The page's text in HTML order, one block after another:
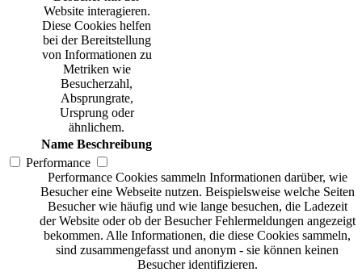
Website interagieren.
Diese Cookies helfen
bei der Bereitstellung
von Informationen zu
Metriken wie
Besucherzahl,
Absprungrate,
Ursprung oder
ähnlichem.
Name Beschreibung
Performance
Performance Cookies sammeln Informationen darüber, wie
Besucher eine Webseite nutzen. Beispielsweise welche Seiten
Besucher wie häufig und wie lange besuchen, die Ladezeit
der Website oder ob der Besucher Fehlermeldungen angezeigt
bekommen. Alle Informationen, die diese Cookies sammeln,
sind zusammengefasst und anonym - sie können keinen
Besucher identifizieren.